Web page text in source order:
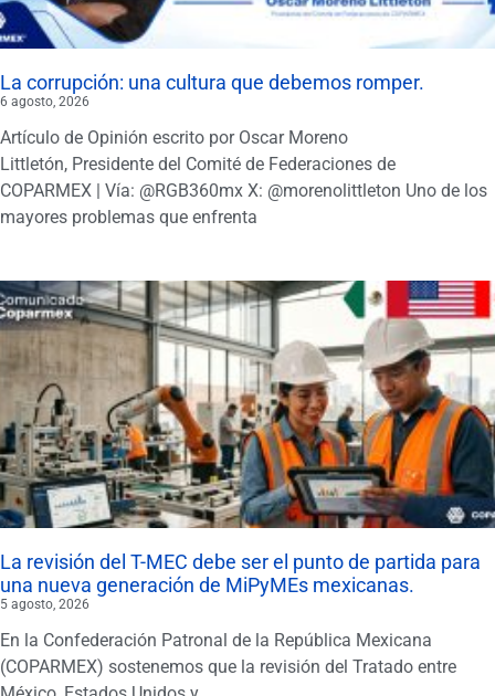
La corrupción: una cultura que debemos romper.
6 agosto, 2026
Artículo de Opinión escrito por Oscar Moreno
Littletón, Presidente del Comité de Federaciones de
COPARMEX | Vía: @RGB360mx X: @morenolittleton Uno de los
mayores problemas que enfrenta
La revisión del T-MEC debe ser el punto de partida para
una nueva generación de MiPyMEs mexicanas.
5 agosto, 2026
En la Confederación Patronal de la República Mexicana
(COPARMEX) sostenemos que la revisión del Tratado entre